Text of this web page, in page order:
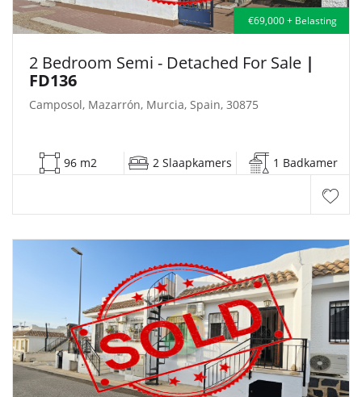
€69,000 + Belasting
2 Bedroom Semi - Detached For Sale |
FD136
Camposol, Mazarrón, Murcia, Spain, 30875
96 m2 2 Slaapkamers 1 Badkamer